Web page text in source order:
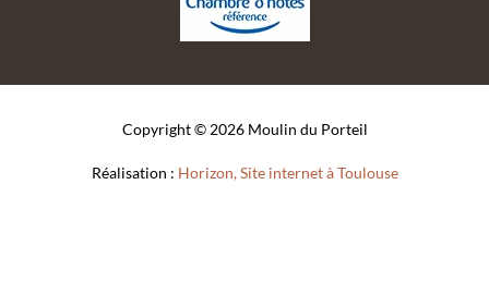
Piscine
Copyright © 2026 Moulin du Porteil
Réalisation : Horizon, Site internet à Toulouse